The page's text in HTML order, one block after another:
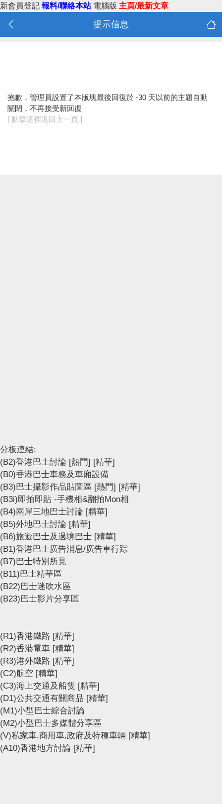
新會員登記 報料/聯絡本站 電腦版 主頁/最新文章
提示信息
抱歉，管理員設置了本版塊最後回復於 -30 天以前的主題自動
關閉，不再接受新回復
[ 點擊這裡返回上一頁 ]
分板連結:
(B2)香港巴士討論 [熱門] [精華]
(B0)香港巴士車務及車廂設備
(B3)巴士攝影作品貼圖區 [熱門] [精華]
(B3i)即拍即貼 -手機相&翻拍Mon相
(B4)兩岸三地巴士討論 [精華]
(B5)外地巴士討論 [精華]
(B6)旅遊巴士及過境巴士 [精華]
(B1)香港巴士廣告消息/廣告車行踪
(B7)巴士特別所見
(B11)巴士精華區
(B22)巴士迷吹水區
(B23)巴士影片分享區
(R1)香港鐵路 [精華]
(R2)香港電車 [精華]
(R3)港外鐵路 [精華]
(C2)航空 [精華]
(C3)海上交通及船隻 [精華]
(D1)公共交通有關商品 [精華]
(M1)小型巴士綜合討論
(M2)小型巴士多媒體分享區
(V)私家車,商用車,政府及特種車輛 [精華]
(A10)香港地方討論 [精華]